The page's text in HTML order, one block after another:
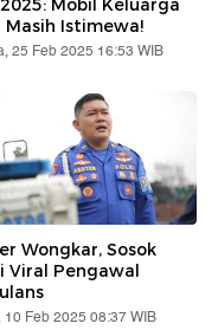
Mobil Keluarga
Masih Istimewa!
25 Feb 2025 16:53 WIB
Wongkar, Sosok
Viral Pengawal
10 Feb 2025 08:37 WIB